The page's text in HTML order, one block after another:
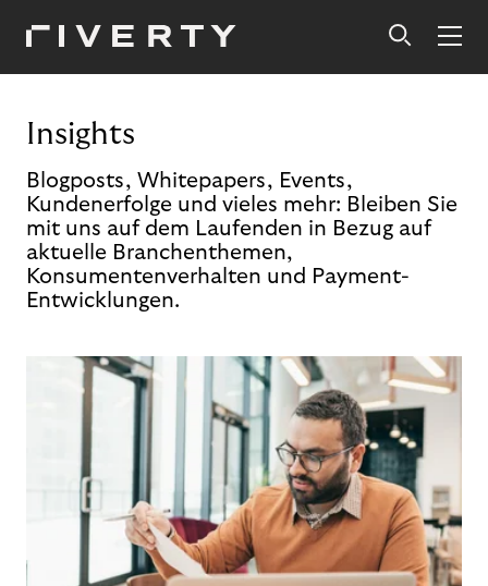
Insights
Blogposts, Whitepapers, Events,
Kundenerfolge und vieles mehr: Bleiben Sie
mit uns auf dem Laufenden in Bezug auf
aktuelle Branchenthemen,
Konsumentenverhalten und Payment-
Entwicklungen.